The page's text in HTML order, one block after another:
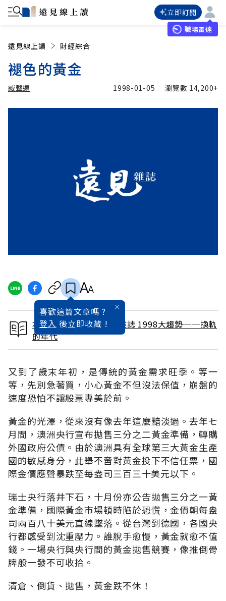
立即訂閱
職場雷達
遠見線上讀 財經綜合
褪色的黃金
臧聲遠 1998-01-05 瀏覽數 14,200+
喜歡這篇文章嗎 ?
登入 後立即收藏 !
本文出自 1998 / 1月號雜誌 1998大趨勢──換軌
的年代
又到了歲末年初，是傳統的黃金需求旺季。等一
等，先別急著買，小心黃金不但沒法保值，崩盤的
速度恐怕不讓股票專美於前。
黃金的光澤，從來沒有像去年這麼黯淡過。去年七
月間，澳洲央行宣布拋售三分之二黃金準備，轉購
外國政府公債。由於澳洲具有全球第三大黃金生產
國的敏感身分，此舉不啻對黃金投下不信任票，國
際金價應聲暴跌至每盎司三百三十美元以下。
瑞士央行落井下石，十月份亦公告拋售三分之一黃
金準備，國際黃金市場頓時陷於恐慌，金價朝每盎
司兩百八十美元直線墜落。從台灣到德國，各國央
行都感受到沈重壓力。誰脫手愈慢，黃金就愈不值
錢。一場央行與央行間的黃金拋售競賽，像推倒骨
牌般一發不可收拾。
清倉、倒貨、拋售，黃金跌不休！